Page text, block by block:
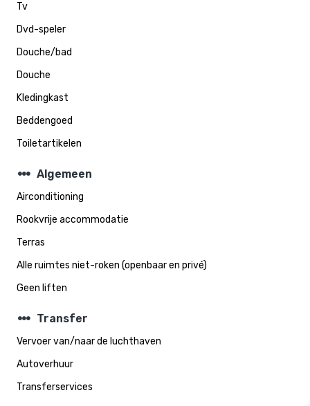
Tv
Dvd-speler
Douche/bad
Douche
Kledingkast
Beddengoed
Toiletartikelen
steppers Algemeen
Airconditioning
Rookvrije accommodatie
Terras
Alle ruimtes niet-roken (openbaar en privé)
Geen liften
steppers Transfer
Vervoer van/naar de luchthaven
Autoverhuur
Transferservices